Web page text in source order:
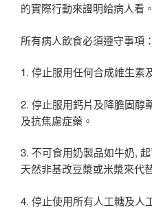
的實際行動來證明給病人看。
所有病人飲食必須遵守事項：
1. 停止服用任何合成維生素
2. 停止服用鈣片及降膽固醇
及抗焦慮症藥。
3. 不可食用奶製品如牛奶,
天然非基改豆漿或米漿來代
4. 停止使用所有人工糖及人